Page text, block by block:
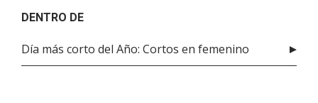
DENTRO DE
Día más corto del Año: Cortos en femenino